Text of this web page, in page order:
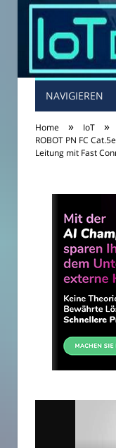
NAVIGIEREN
Home » IoT »
ROBOT PN FC
Leitung mit Fast